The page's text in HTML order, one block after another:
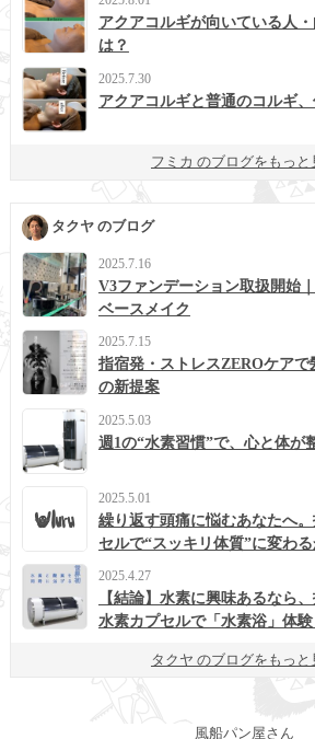
アクアコルギが向いている人
は？
2025.7.30
アクアコルギと普通のコルギ
フミカ のブログをもっと
タクヤ のブログ
2025.7.16
V3ファンデーション取扱開始
ベースメイク
2025.7.15
指宿発・ストレスZEROケア
の新提案
2025.5.03
週1の“水素習慣”で、心と体が
2025.5.01
繰り返す頭痛に悩むあなたへ
セルで“スッキリ体質”に変わる
2025.4.27
【結論】水素に興味あるなら
水素カプセルで「水素浴」体験
タクヤ のブログをもっと
風船パン屋さん